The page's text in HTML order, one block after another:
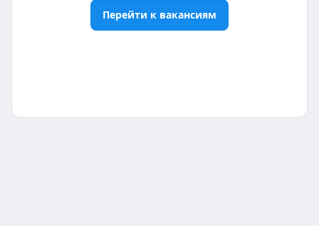
Перейти к вакансиям